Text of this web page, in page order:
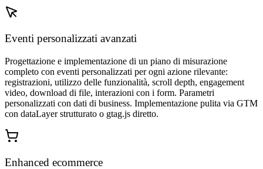
Eventi personalizzati avanzati
Progettazione e implementazione di un piano di misurazione
completo con eventi personalizzati per ogni azione rilevante:
registrazioni, utilizzo delle funzionalità, scroll depth, engagement
video, download di file, interazioni con i form. Parametri
personalizzati con dati di business. Implementazione pulita via GTM
con dataLayer strutturato o gtag.js diretto.
Enhanced ecommerce